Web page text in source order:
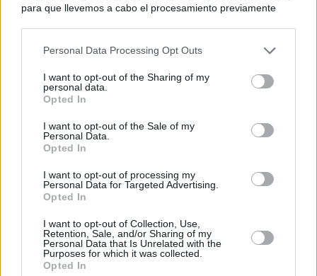
para que llevemos a cabo el procesamiento previamente
negar su consentimiento. Tenga en cuenta que algún
de su consentimiento, pero usted tiene el derecho de
rechazar tal procesamiento. Sus preferencias se aplicarán
cualquier momento entrando de nuevo en este sitio web o
visitando nuestra política de privacidad.
Personal Data Processing Opt Outs
I want to opt-out of the Sharing of my
personal data.
Opted In
I want to opt-out of the Sale of my
Personal Data.
Opted In
I want to opt-out of processing my
Personal Data for Targeted Advertising.
Opted In
I want to opt-out of Collection, Use,
Retention, Sale, and/or Sharing of my
Personal Data that Is Unrelated with the
Purposes for which it was collected.
Opted In